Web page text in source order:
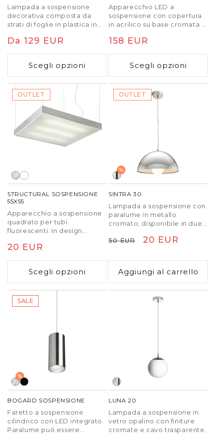
Lampada a sospensione
decorativa composta da
strati di foglie in plastica in
non assemblata, è
Prezzo
di
listino
Da 129 EUR
Scegli opzioni
Apparecchio LED a
sospensione con copertura
in acrilico su base cromata o
Prezzo
di
listino
158 EUR
Scegli opzioni
OUTLET
STRUCTURAL SOSPENSIONE
55X55
Apparecchio a sospensione
quadrato per tubi
fluorescenti. In design
alluminio, diffusore PMMA
basso e cavo tripolare
trasparente.
Prezzo
di
listino
20 EUR
Scegli opzioni
OUTLET
%
SINTRA 30
Lampada a sospensione con
paralume in metallo
cromato, disponibile in due
Prezzo
50 EUR
Prezzo
20 EUR
Aggiungi al carrello
SALE
%
BOGARD SOSPENSIONE
Faretto a sospensione
cilindrico con LED integrato.
Paralume può essere
LUNA 20
Lampada a sospensione in
vetro opalino con finiture
cromate e cavo trasparente.